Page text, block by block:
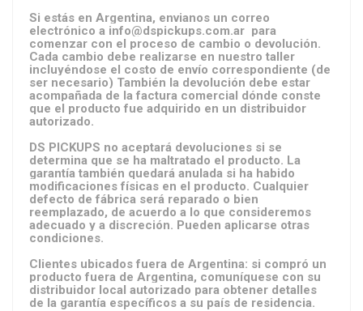
Si estás en Argentina, envianos un correo
electrónico a info@dspickups.com.ar para
comenzar con el proceso de cambio o devolución.
Cada cambio debe realizarse en nuestro taller
incluyéndose el costo de envío correspondiente (de
ser necesario) También la devolución debe estar
acompañada de la factura comercial dónde conste
que el producto fue adquirido en un distribuidor
autorizado.
DS PICKUPS no aceptará devoluciones si se
determina que se ha maltratado el producto. La
garantía también quedará anulada si ha habido
modificaciones físicas en el producto. Cualquier
defecto de fábrica será reparado o bien
reemplazado, de acuerdo a lo que consideremos
adecuado y a discreción. Pueden aplicarse otras
condiciones.
Clientes ubicados fuera de Argentina: si compró un
producto fuera de Argentina, comuníquese con su
distribuidor local autorizado para obtener detalles
de la garantía específicos a su país de residencia.